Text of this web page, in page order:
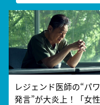
レジェンド医師の“パ
発言”が大炎上！「女